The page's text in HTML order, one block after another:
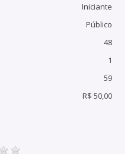
Iniciante
Público
48
1
59
R$ 50,00